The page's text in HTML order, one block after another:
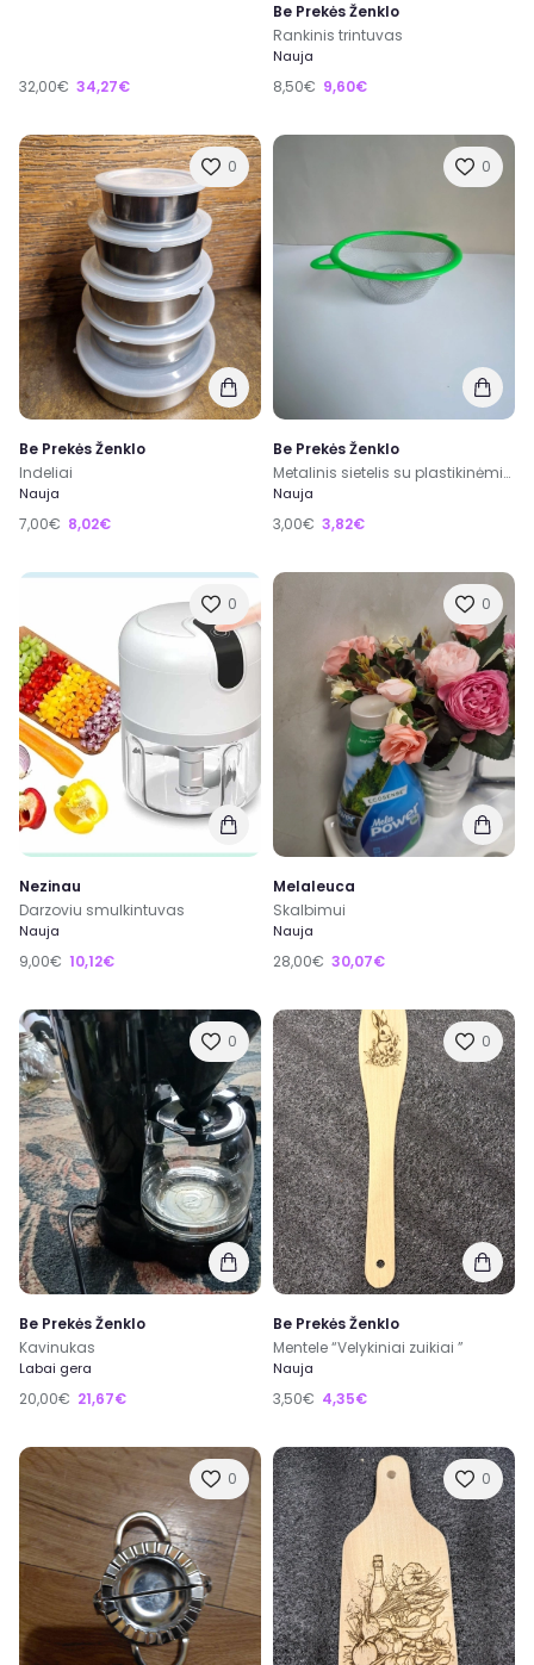
32,00€ 34,27€
Be Prekės Ženklo
Rankinis trintuvas
Nauja
8,50€ 9,60€
0
Be Prekės Ženklo
Indeliai
Nauja
7,00€ 8,02€
0
Be Prekės Ženklo
Metalinis sietelis su plastikinėmis rankenomis, Ø 20 cm
Nauja
3,00€ 3,82€
0
Nezinau
Darzoviu smulkintuvas
Nauja
9,00€ 10,12€
0
Melaleuca
Skalbimui
Nauja
28,00€ 30,07€
0
Be Prekės Ženklo
Kavinukas
Labai gera
20,00€ 21,67€
0
Be Prekės Ženklo
Mentele “Velykiniai zuikiai ”
Nauja
3,50€ 4,35€
0 0